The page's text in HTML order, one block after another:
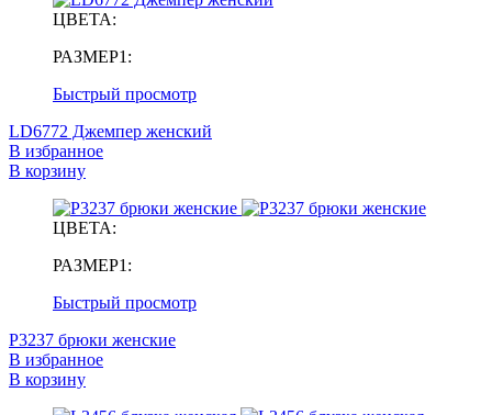
ЦВЕТА:
РАЗМЕР1:
Быстрый просмотр
LD6772 Джемпер женский
В избранное
В корзину
ЦВЕТА:
РАЗМЕР1:
Быстрый просмотр
P3237 брюки женские
В избранное
В корзину